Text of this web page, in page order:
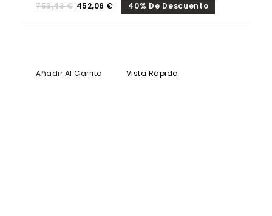
753,43 € 452,06 € 40% De Descuento
Añadir Al Carrito Vista Rápida